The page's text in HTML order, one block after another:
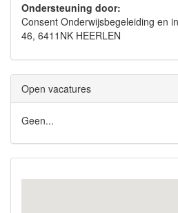
Ondersteuning door:
Consent Onderwijsbegeleiding en
46, 6411NK HEERLEN
Open vacatures
Geen...